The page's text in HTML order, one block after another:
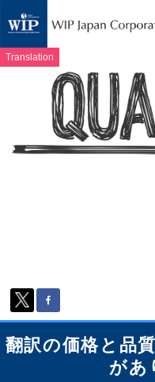
Translation
翻訳の価格と品
があ